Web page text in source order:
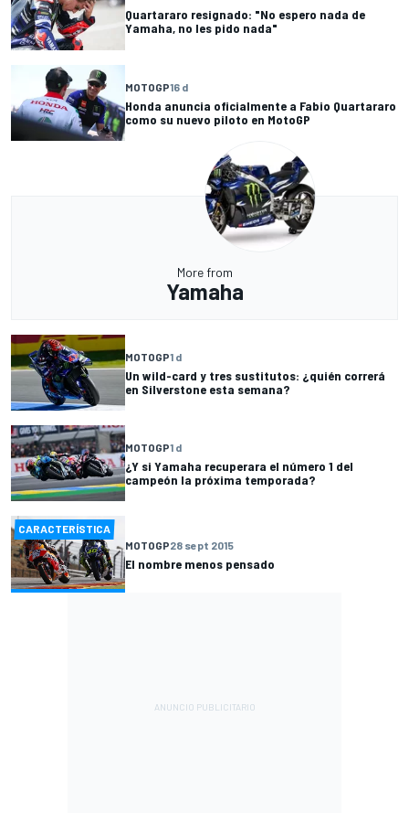
Quartararo resignado: "No espero nada de
Yamaha, no les pido nada"
MOTOGP16 d
Honda anuncia oficialmente a Fabio Quartararo
como su nuevo piloto en MotoGP
More from
Yamaha
MOTOGP1 d
Un wild-card y tres sustitutos: ¿quién correrá
en Silverstone esta semana?
MOTOGP1 d
¿Y si Yamaha recuperara el número 1 del
campeón la próxima temporada?
CARACTERÍSTICA
MOTOGP28 sept 2015
El nombre menos pensado